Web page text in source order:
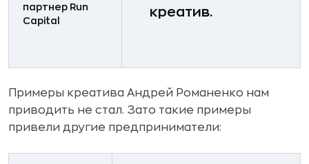
партнер Run
Capital
креатив.
Примеры креатива Андрей Романенко нам
приводить не стал. Зато такие примеры
привели другие предприниматели: